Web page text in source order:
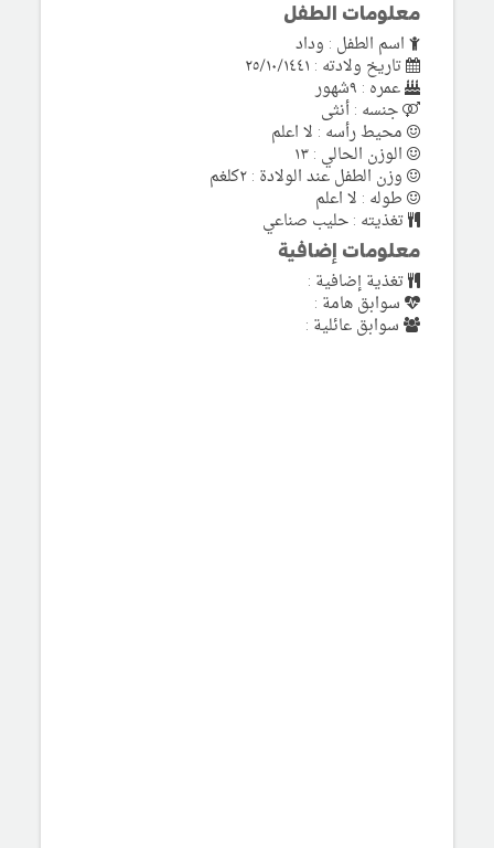
معلومات الطفل
اسم الطفل : وداد
تاريخ ولادته : ٢٥/١٠/١٤٤١
عمره : ٩شهور
جنسه : أنثى
محيط رأسه : لا اعلم
الوزن الحالي : ١٣
وزن الطفل عند الولادة : ٢كلغم
طوله : لا اعلم
تغذيته : حليب صناعي
معلومات إضافية
تغذية إضافية :
سوابق هامة :
سوابق عائلية :